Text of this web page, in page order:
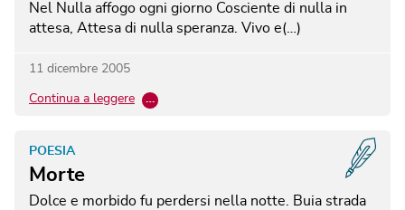
Nel Nulla affogo ogni giorno Cosciente di nulla in
attesa, Attesa di nulla speranza. Vivo e(…)
11 dicembre 2005
Continua a leggere …
Morte
POESIA
Dolce e morbido fu perdersi nella notte. Buia strada